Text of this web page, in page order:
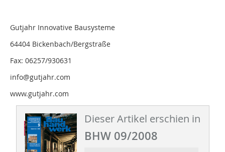
Gutjahr Innovative Bausysteme
64404 Bickenbach/Bergstraße
Fax: 06257/930631
info@gutjahr.com
www.gutjahr.com
Dieser Artikel erschien in
BHW 09/2008